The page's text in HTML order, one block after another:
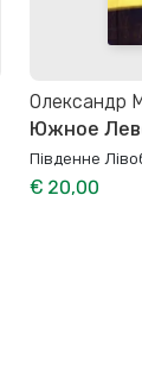
Олександр
Южное
Південне
€ 20,00